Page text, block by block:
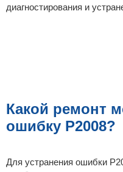
диагностирования и
Какой ремонт
ошибку P2008?
Для устранения ошибки